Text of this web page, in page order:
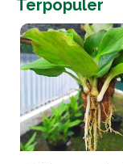
Terpopuler